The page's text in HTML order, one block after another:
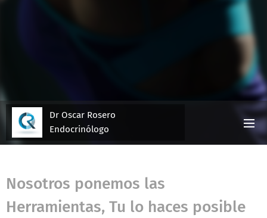
Dr Oscar Rosero
Endocrinólogo
Nosotros ponemos las
Herramientas, Tu lo haces posible